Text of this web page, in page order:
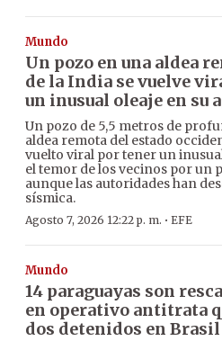
Mundo
Un pozo en una aldea
de la India se vuelve
un inusual oleaje en su
Un pozo de 5,5 metros de
aldea remota del estado
vuelto viral por tener un
el temor de los vecinos por un
aunque las autoridades han
sísmica.
Agosto 7, 2026 12:22 p. m. · EFE
Mundo
14 paraguayas son
en operativo antitrata
dos detenidos en Brasil